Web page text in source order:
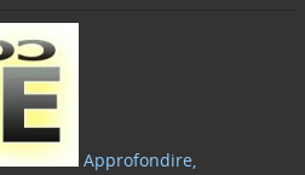
Approfondire,